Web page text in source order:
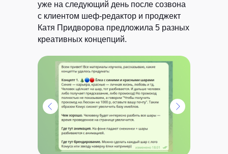
уже на следующий день после созвона
с клиентом шеф-редактор и проджект
Катя Придворова предложила 5 разных
креативных концепций.